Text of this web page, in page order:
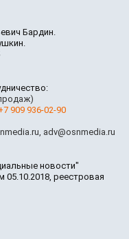
Бардин.
909 936-02-90
, adv@osnmedia.ru
новости"
05.10.2018, реестровая